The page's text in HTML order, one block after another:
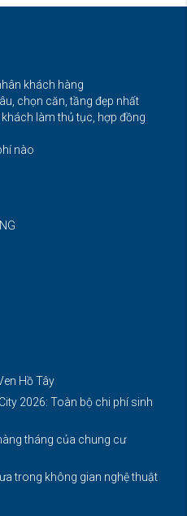
khách hàng
chọn căn, tầng đẹp nhất
làm thủ tục, hợp đồng
nào
Hồ Tây
2026: Toàn bộ chi phí sinh
tháng của chung cư
trong không gian nghệ thuật